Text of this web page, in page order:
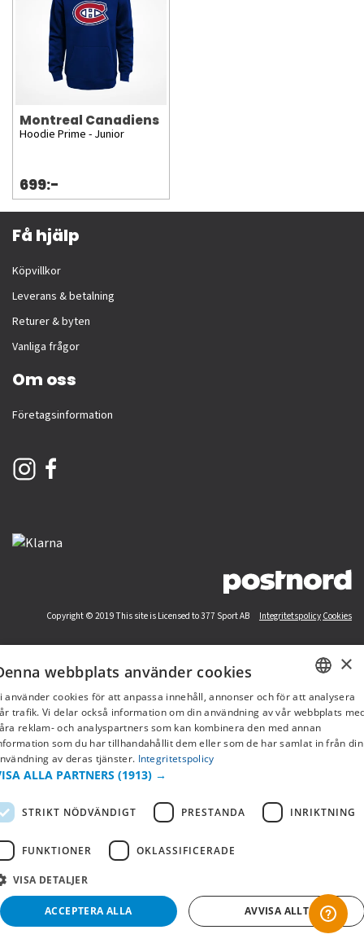
Montreal Canadiens
Hoodie Prime - Junior
699:-
Få hjälp
Köpvillkor
Leverans & betalning
Returer & byten
Vanliga frågor
Om oss
Företagsinformation
Copyright © 2019 This site is Licensed to 377 Sport AB Integritetspolicy Cookies
SWEDISH
FI
×
webbplats använder cookies
använder cookies för att anpassa innehåll, annonser och för att analysera
trafik. Vi delar också information om din användning av vår webbplats
reklam- och analyspartners som kan kombinera den med annan
som du har tillhandahållit dem eller som de har samlat in från din
av deras tjänster. Integritetspolicy
ALLA PARTNERS (1913) →
STRIKT NÖDVÄNDIGT PRESTANDA INRIKTNING
FUNKTIONER OKLASSIFICERADE
VISA DETALJER
ACCEPTERA ALLA AVVISA ALLT